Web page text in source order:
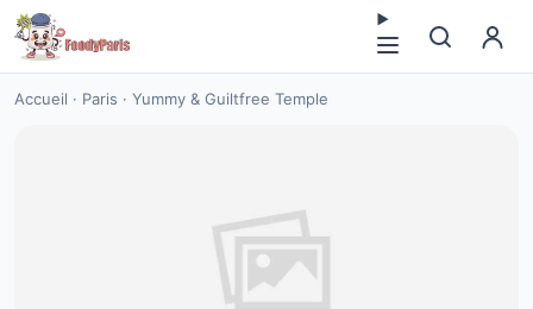
Accueil · Paris · Yummy & Guiltfree Temple